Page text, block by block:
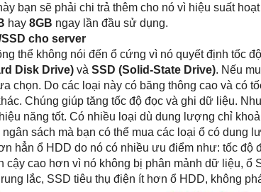
bạn sẽ phải chi trả thêm cho nó vì hiệu suất
hay 8GB ngay lần đầu sử dụng.
cho server
thể không nói đến ổ cứng vì nó quyết định tốc
Disk Drive) và SSD (Solid-State Drive). Nếu
chọn. Do các loại này có băng thông cao và có
Chúng giúp tăng tốc độ đọc và ghi dữ liệu.
năng tốt. Có nhiều loại dù dung lượng chỉ
ngân sách mà bạn có thể mua các loại ổ có dung
hẳn ổ HDD do nó có nhiều ưu điểm như: tốc độ
cậy cao hơn vì nó không bị phân mảnh dữ liệu, ổ
lắc, SSD tiêu thụ điện ít hơn ổ HDD, không